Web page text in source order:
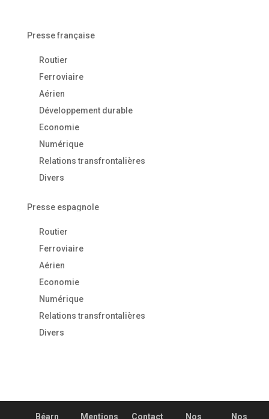
Presse française
Routier
Ferroviaire
Aérien
Développement durable
Economie
Numérique
Relations transfrontalières
Divers
Presse espagnole
Routier
Ferroviaire
Aérien
Economie
Numérique
Relations transfrontalières
Divers
Béarn Mentions Contact Nos Nos